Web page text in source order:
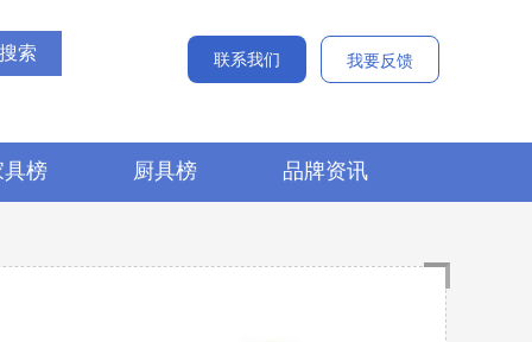
联系我们
我要反馈
具榜 厨具榜 品牌资讯